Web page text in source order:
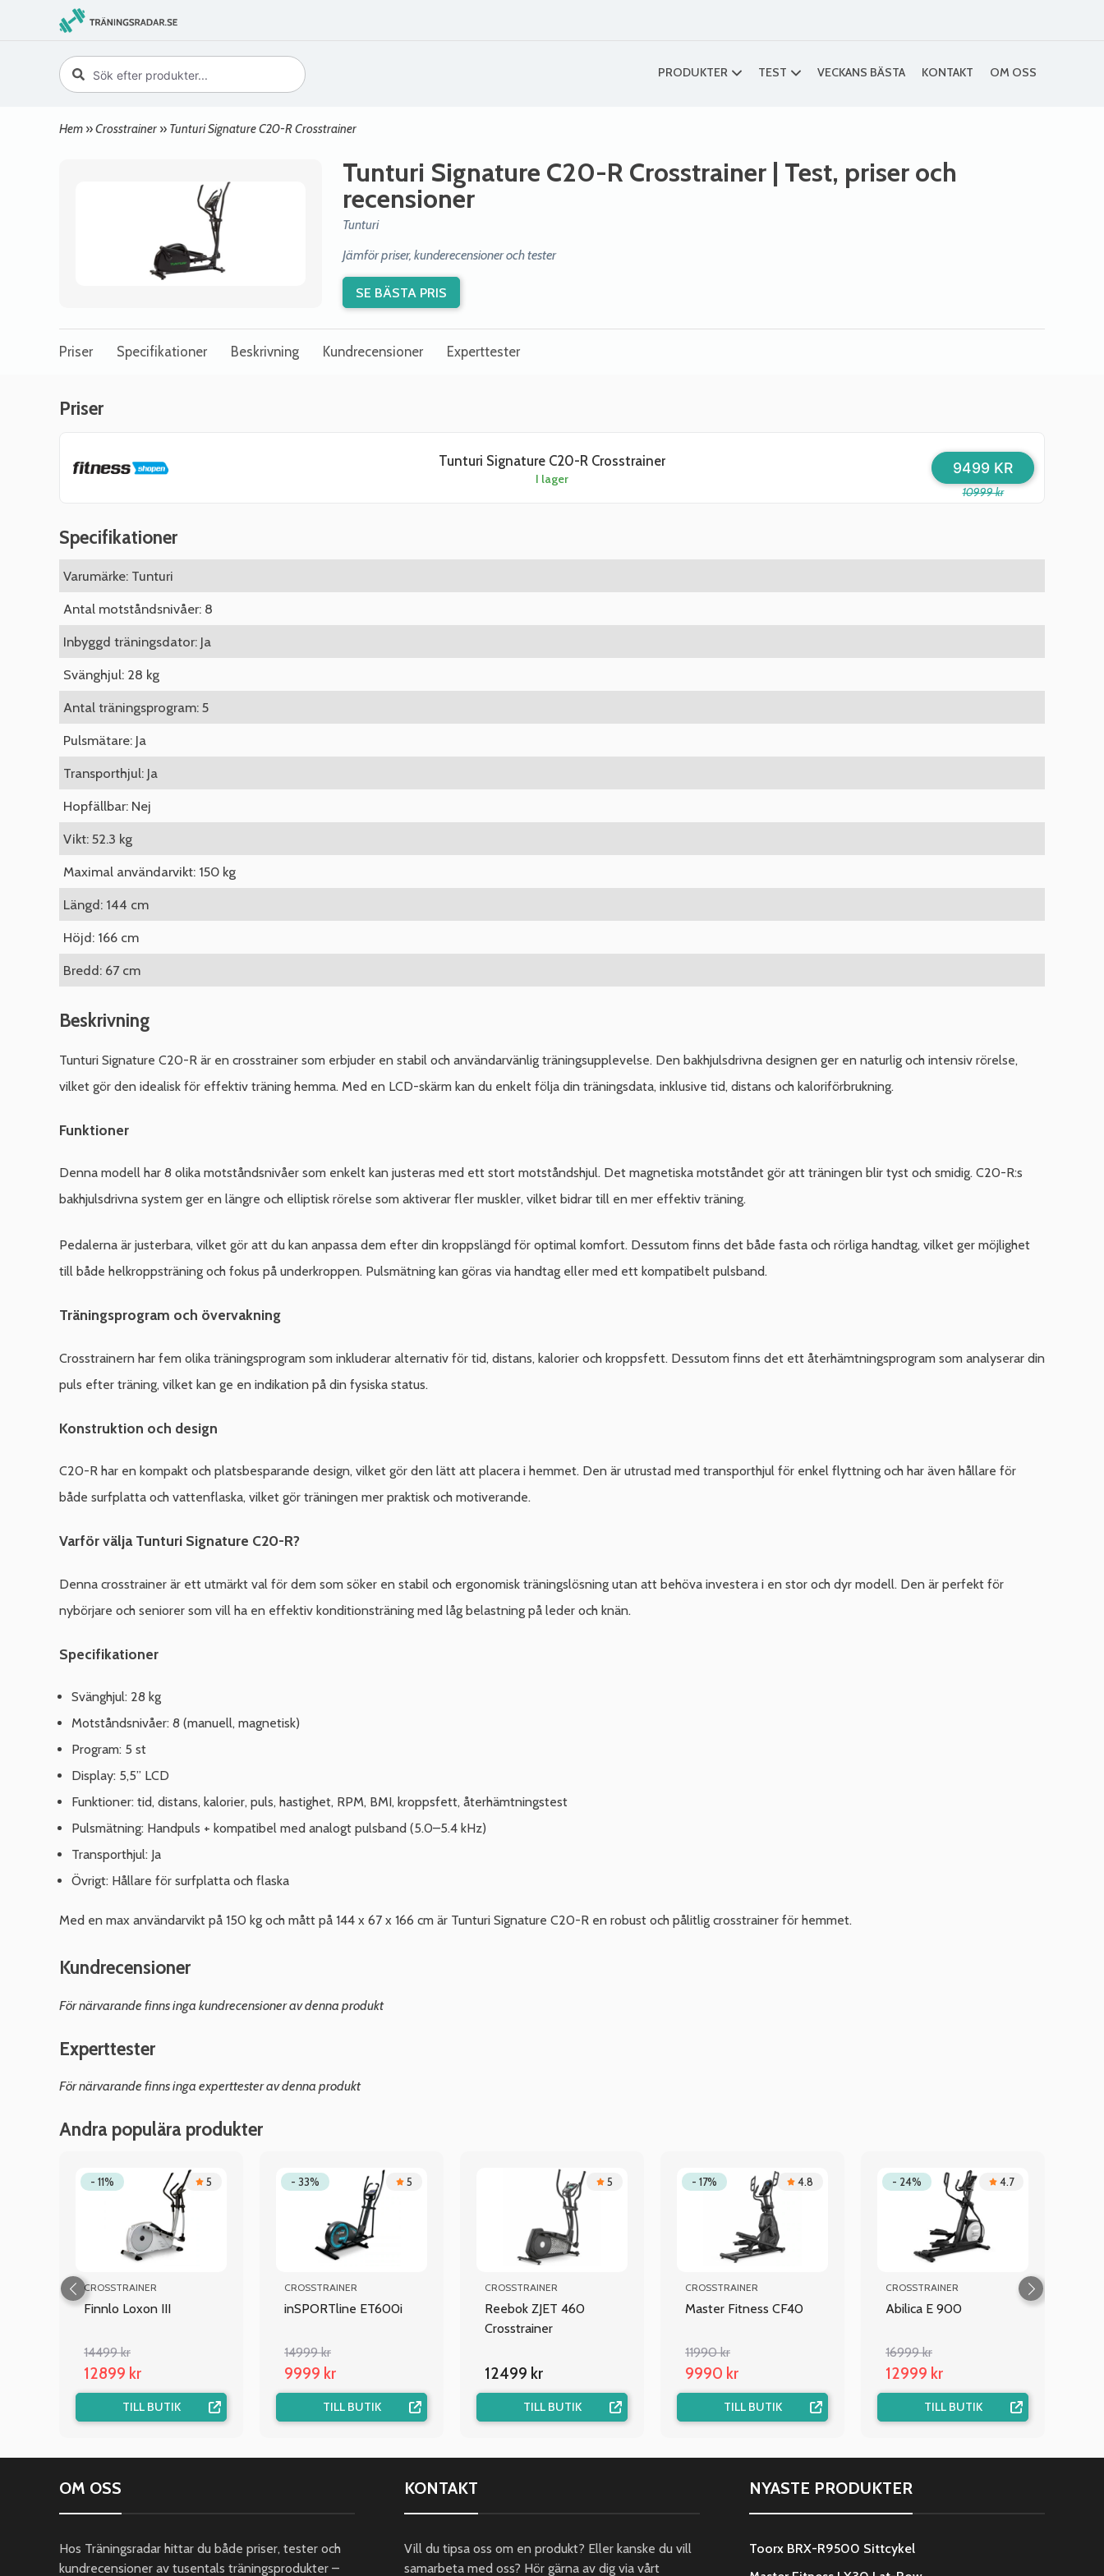
PRODUKTER TEST VECKANS BÄSTA KONTAKT OM OSS
Hem »Crosstrainer » Tunturi Signature C20-R Crosstrainer
Tunturi Signature C20-R Crosstrainer | Test, priser och
recensioner
Tunturi
Jämför priser, kunderecensioner och tester
SE BÄSTA PRIS
Priser Specifikationer Beskrivning Kundrecensioner Experttester
Priser
Tunturi Signature C20-R Crosstrainer
I lager
10999 kr
9499 KR
Specifikationer
Varumärke: Tunturi
Antal motståndsnivåer: 8
Inbyggd träningsdator: Ja
Svänghjul: 28 kg
Antal träningsprogram: 5
Pulsmätare: Ja
Transporthjul: Ja
Hopfällbar: Nej
Vikt: 52.3 kg
Maximal användarvikt: 150 kg
Längd: 144 cm
Höjd: 166 cm
Bredd: 67 cm
Beskrivning
Tunturi Signature C20-R är en crosstrainer som erbjuder en stabil och användarvänlig träningsupplevelse. Den bakhjulsdrivna designen ger en naturlig och intensiv rörelse,
vilket gör den idealisk för effektiv träning hemma. Med en LCD-skärm kan du enkelt följa din träningsdata, inklusive tid, distans och kaloriförbrukning.
Funktioner
Denna modell har 8 olika motståndsnivåer som enkelt kan justeras med ett stort motståndshjul. Det magnetiska motståndet gör att träningen blir tyst och smidig. C20-R:s
bakhjulsdrivna system ger en längre och elliptisk rörelse som aktiverar fler muskler, vilket bidrar till en mer effektiv träning.
Pedalerna är justerbara, vilket gör att du kan anpassa dem efter din kroppslängd för optimal komfort. Dessutom finns det både fasta och rörliga handtag, vilket ger möjlighet
till både helkroppsträning och fokus på underkroppen. Pulsmätning kan göras via handtag eller med ett kompatibelt pulsband.
Träningsprogram och övervakning
Crosstrainern har fem olika träningsprogram som inkluderar alternativ för tid, distans, kalorier och kroppsfett. Dessutom finns det ett återhämtningsprogram som analyserar din
puls efter träning, vilket kan ge en indikation på din fysiska status.
Konstruktion och design
C20-R har en kompakt och platsbesparande design, vilket gör den lätt att placera i hemmet. Den är utrustad med transporthjul för enkel flyttning och har även hållare för
både surfplatta och vattenflaska, vilket gör träningen mer praktisk och motiverande.
Varför välja Tunturi Signature C20-R?
Denna crosstrainer är ett utmärkt val för dem som söker en stabil och ergonomisk träningslösning utan att behöva investera i en stor och dyr modell. Den är perfekt för
nybörjare och seniorer som vill ha en effektiv konditionsträning med låg belastning på leder och knän.
Specifikationer
Svänghjul: 28 kg
Motståndsnivåer: 8 (manuell, magnetisk)
Program: 5 st
Display: 5,5” LCD
Funktioner: tid, distans, kalorier, puls, hastighet, RPM, BMI, kroppsfett, återhämtningstest
Pulsmätning: Handpuls + kompatibel med analogt pulsband (5.0–5.4 kHz)
Transporthjul: Ja
Övrigt: Hållare för surfplatta och flaska
Med en max användarvikt på 150 kg och mått på 144 x 67 x 166 cm är Tunturi Signature C20-R en robust och pålitlig crosstrainer för hemmet.
Kundrecensioner
För närvarande finns inga kundrecensioner av denna produkt
Experttester
För närvarande finns inga experttester av denna produkt
Andra populära produkter
- 11% 5
CROSSTRAINER
Finnlo Loxon III
14499 kr
12899 kr
TILL BUTIK
- 33% 5
CROSSTRAINER
inSPORTline ET600i
14999 kr
9999 kr
TILL BUTIK
5
CROSSTRAINER
Reebok ZJET 460
Crosstrainer
12499 kr
TILL BUTIK
- 17% 4.8
CROSSTRAINER
Master Fitness CF40
11990 kr
9990 kr
TILL BUTIK
- 24% 4.7
CROSSTRAINER
Abilica E 900
16999 kr
12999 kr
TILL BUTIK
OM OSS
Hos Träningsradar hittar du både priser, tester och
kundrecensioner av tusentals träningsprodukter –
KONTAKT
Vill du tipsa oss om en produkt? Eller kanske du vill
samarbeta med oss? Hör gärna av dig via vårt
NYASTE PRODUKTER
Toorx BRX-R9500 Sittcykel